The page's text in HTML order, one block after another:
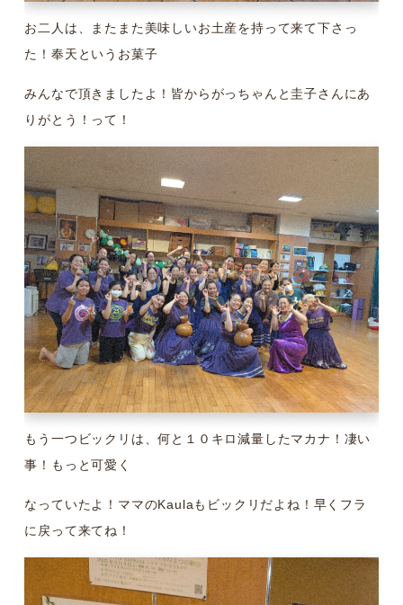
お二人は、またまた美味しいお土産を持って来て下さっ
た！奉天というお菓子
みんなで頂きましたよ！皆からがっちゃんと圭子さんにあ
りがとう！って！
もう一つビックリは、何と１０キロ減量したマカナ！凄い
事！もっと可愛く
なっていたよ！ママのKaulaもビックリだよね！早くフラ
に戻って来てね！